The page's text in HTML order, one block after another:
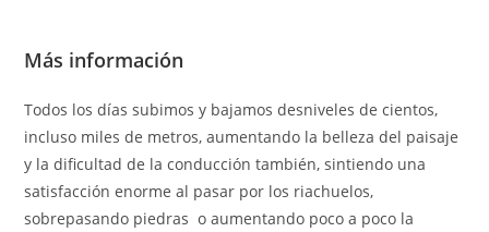
Más información
Todos los días subimos y bajamos desniveles de cientos,
incluso miles de metros, aumentando la belleza del paisaje
y la dificultad de la conducción también, sintiendo una
satisfacción enorme al pasar por los riachuelos,
sobrepasando piedras o aumentando poco a poco la